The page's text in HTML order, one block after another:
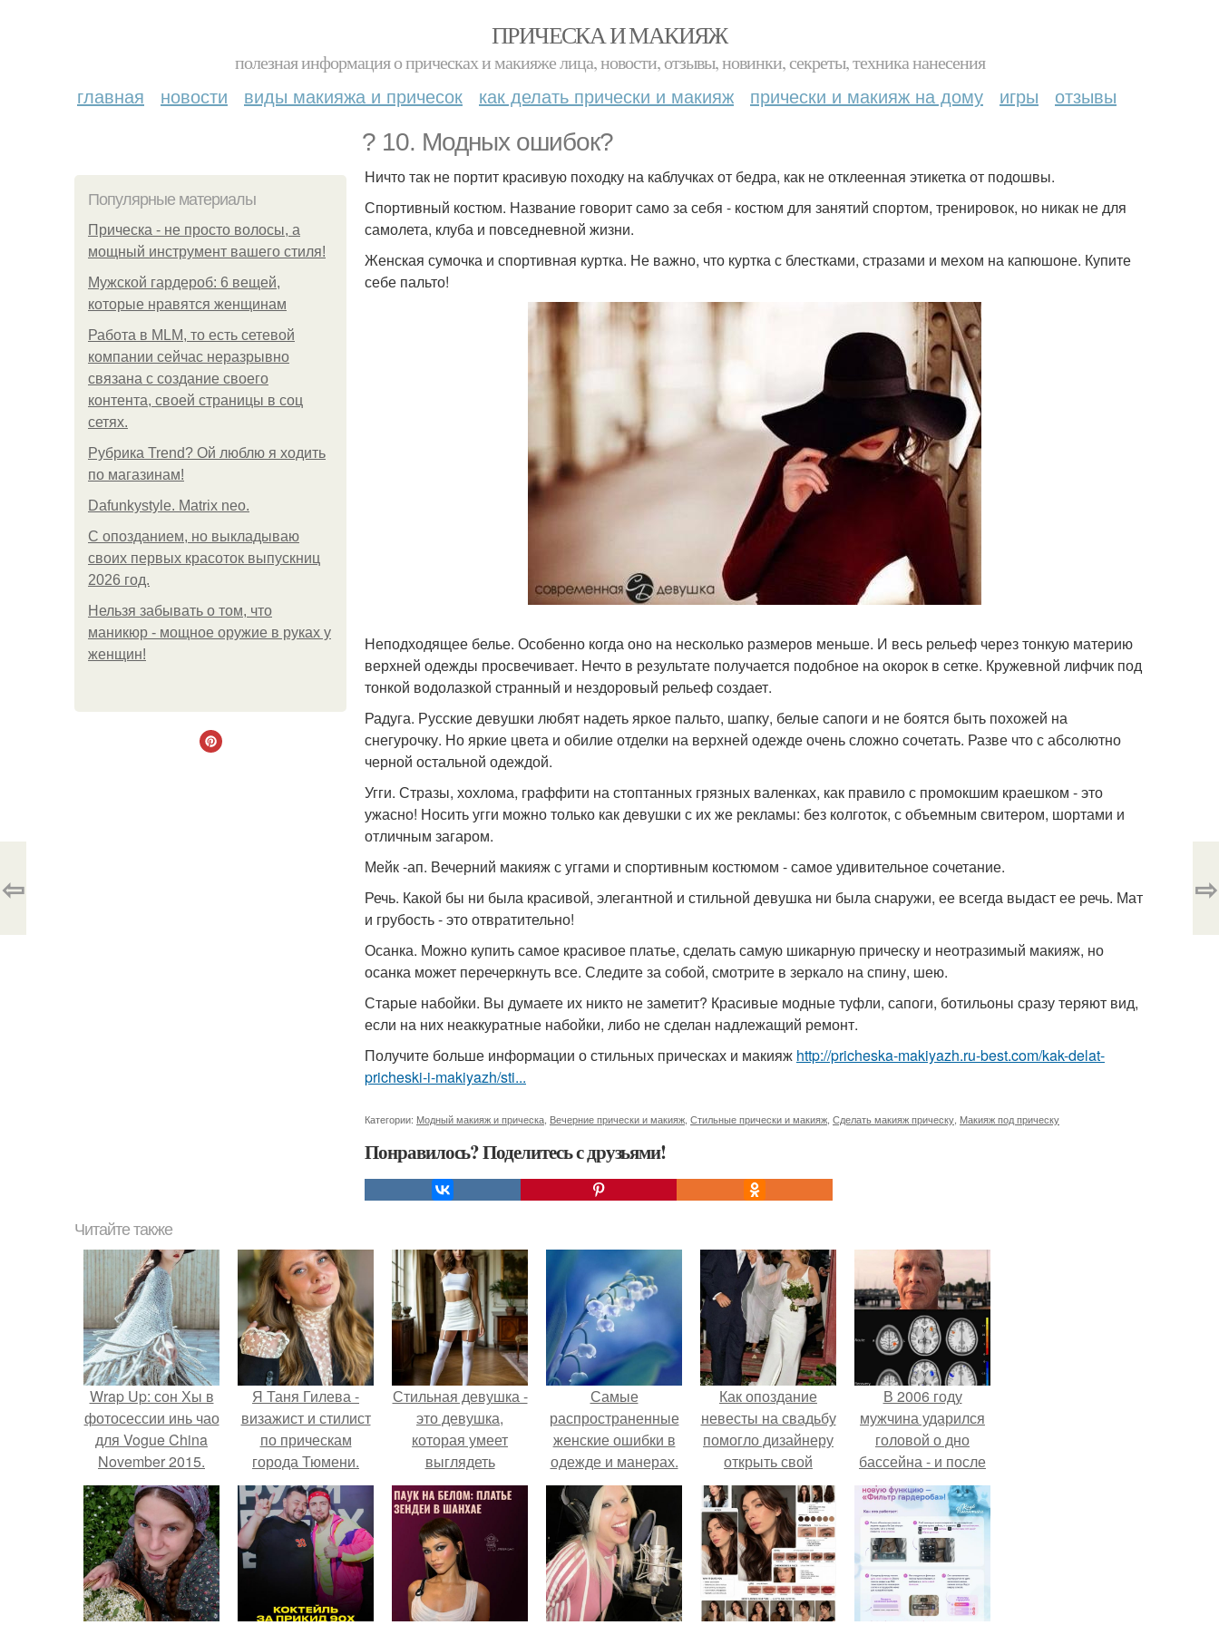
ПРИЧЕСКА И МАКИЯЖ
полезная информация о прическах и макияже лица, новости, отзывы, новинки, секреты, техника нанесения
главная новости виды макияжа и причесок как делать прически и макияж прически и макияж на дому игры отзывы
? 10. Модных ошибок?
Популярные материалы
Прическа - не просто волосы, а
мощный инструмент вашего стиля!
Мужской гардероб: 6 вещей,
которые нравятся женщинам
Работа в MLM, то есть сетевой
компании сейчас неразрывно
связана с создание своего
контента, своей страницы в соц
сетях.
Рубрика Trend? Ой люблю я ходить
по магазинам!
Dafunkystyle. Matrix neo.
С опозданием, но выкладываю
своих первых красоток выпускниц
2026 год.
Нельзя забывать о том, что
маникюр - мощное оружие в руках у
женщин!
Ничто так не портит красивую походку на каблучках от бедра, как не отклеенная этикетка от подошвы.
Спортивный костюм. Название говорит само за себя - костюм для занятий спортом, тренировок, но никак не для
самолета, клуба и повседневной жизни.
Женская сумочка и спортивная куртка. Не важно, что куртка с блестками, стразами и мехом на капюшоне. Купите
себе пальто!
Неподходящее белье. Особенно когда оно на несколько размеров меньше. И весь рельеф через тонкую материю
верхней одежды просвечивает. Нечто в результате получается подобное на окорок в сетке. Кружевной лифчик под
тонкой водолазкой странный и нездоровый рельеф создает.
Радуга. Русские девушки любят надеть яркое пальто, шапку, белые сапоги и не боятся быть похожей на
снегурочку. Но яркие цвета и обилие отделки на верхней одежде очень сложно сочетать. Разве что с абсолютно
черной остальной одеждой.
Угги. Стразы, хохлома, граффити на стоптанных грязных валенках, как правило с промокшим краешком - это
ужасно! Носить угги можно только как девушки с их же рекламы: без колготок, с объемным свитером, шортами и
отличным загаром.
Мейк -ап. Вечерний макияж с уггами и спортивным костюмом - самое удивительное сочетание.
Речь. Какой бы ни была красивой, элегантной и стильной девушка ни была снаружи, ее всегда выдаст ее речь. Мат
и грубость - это отвратительно!
Осанка. Можно купить самое красивое платье, сделать самую шикарную прическу и неотразимый макияж, но
осанка может перечеркнуть все. Следите за собой, смотрите в зеркало на спину, шею.
Старые набойки. Вы думаете их никто не заметит? Красивые модные туфли, сапоги, ботильоны сразу теряют вид,
если на них неаккуратные набойки, либо не сделан надлежащий ремонт.
Получите больше информации о стильных прическах и макияж http://pricheska-makiyazh.ru-best.com/kak-delat-
pricheski-i-makiyazh/sti...
Категории: Модный макияж и прическа Вечерние прически и макияж Стильные прически и макияж Сделать макияж прическу Макияж под прическу
Понравилось? Поделитесь с друзьями!
⇦ ⇨
Читайте также
Wrap Up: сон Хы в
фотосессии инь чао
для Vogue China
November 2015.
Я Таня Гилева -
визажист и стилист
по прическам
города Тюмени.
Стильная девушка -
это девушка,
которая умеет
выглядеть
привлекательно и
элегантно в любои
ситуации.
Самые
распространенные
женские ошибки в
одежде и манерах.
Как опоздание
невесты на свадьбу
помогло дизайнеру
открыть свой
бренд.
В 2006 году
мужчина ударился
головой о дно
бассейна - и после
этого его жизнь
изменилась самым
странным образом.